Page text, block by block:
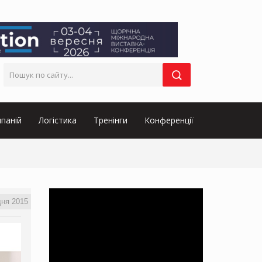
Логістика Тренінги Конференції
2015